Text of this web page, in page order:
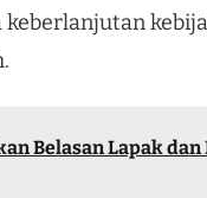
Belasan Lapak dan